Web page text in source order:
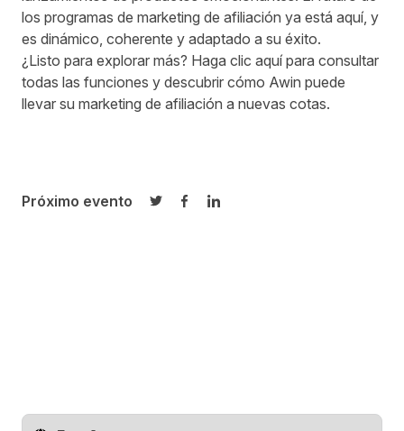
los programas de marketing de afiliación ya está aquí, y
es dinámico, coherente y adaptado a su éxito.
¿Listo para explorar más? Haga clic aquípara consultar
todas las funciones y descubrir cómo Awin puede
llevar su marketing de afiliación a nuevas cotas.
Próximo evento
Compartir en Twitter
Compartir en Facebook
Compartir en LinkedIn